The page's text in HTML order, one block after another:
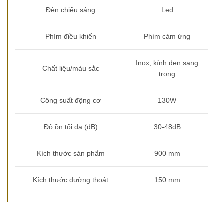
Đèn chiếu sáng Led
Phím điều khiển Phím cảm ứng
Chất liệu/màu sắc
Inox, kính đen sang
trọng
Công suất động cơ 130W
Độ ồn tối đa (dB) 30-48dB
Kích thước sản phẩm 900 mm
Kích thước đường thoát 150 mm